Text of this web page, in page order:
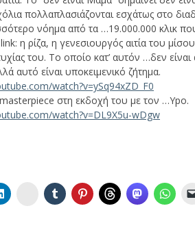
πολλαπλασιάζονται εσχάτως στο
νόημα από τα …19.000.000 κλικ
η ρίζα, η γενεσιουργός αιτία του
του. Το οποίο κατ’ αυτόν …δεν
αυτό είναι υποκειμενικό ζήτημα.
watch?v=ySq94xZD_F0
στη εκδοχή του με τον …Ypo.
watch?v=DL9X5u-wDgw
Instagram